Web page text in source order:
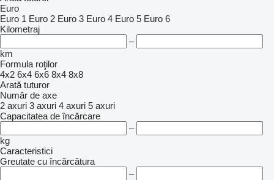
Euro
Euro 1 Euro 2 Euro 3 Euro 4 Euro 5 Euro 6
Kilometraj
–
km
Formula roţilor
4x2 6x4 6x6 8x4 8x8
Arată tuturor
Număr de axe
2 axuri 3 axuri 4 axuri 5 axuri
Capacitatea de încărcare
–
kg
Caracteristici
Greutate cu încărcătura
–